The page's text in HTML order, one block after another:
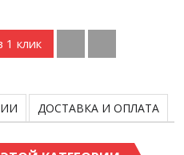
1 клик
ДОСТАВКА И ОПЛАТА